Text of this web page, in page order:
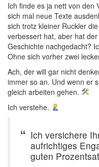
Ich finde es ja nett von den
sich mal neue Texte
sich trotz kleiner Ruckler
verbessert hat, aber hat
Geschichte nachgedacht?
Ohne sich vorher zwei
Ach, der will gar nicht
immer so an. Und wenn er
gleich arbeiten gehen.
Ich verstehe.
Ich versichere
aufrichtiges
guten